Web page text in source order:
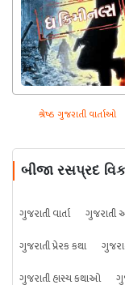
શ્રેષ્ઠ ગુજરાતી વાર્તાઓ
બીજા રસપ્રદ
ગુજરાતી વાર્તા ગુજરાતી
ગુજરાતી પ્રેરક કથા
ગુજરાતી હાસ્ય કથાઓ